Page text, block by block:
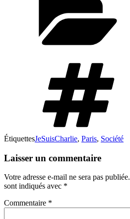
ÉtiquettesJeSuisCharlie, Paris, Société
Laisser un commentaire
Votre adresse e-mail ne sera pas publiée.
sont indiqués avec *
Commentaire *